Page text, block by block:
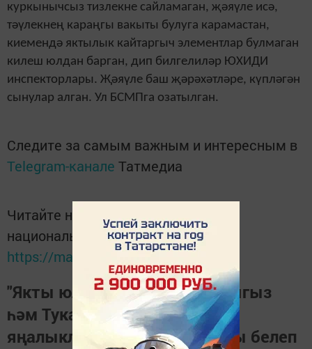
куркынычсыз тизлекне сайламаган, җәяүле исә,
тәүлекнең караңгы вакыты булуга карамастан,
киемендә яктылык кайтаргыч элементлар булмаган
килеш юлдан барган, дип билгелиләр ЮХИДИ
инспекторлары. Җәяүле баш җәрәхәтләре, күпләгән
сынулар алган. Ул БСМПга озатылган.
Следите за самым важным и интересным в
Telegram-канале Татмедиа
Читайте новости Татарстана в
национальном мессенджере MАХ:
https://max.ru/tatmedia
"Якты юл" газетасына язылыгыз
һәм Тукай районындагы
яңалыкларны, вакыйгаларны белеп